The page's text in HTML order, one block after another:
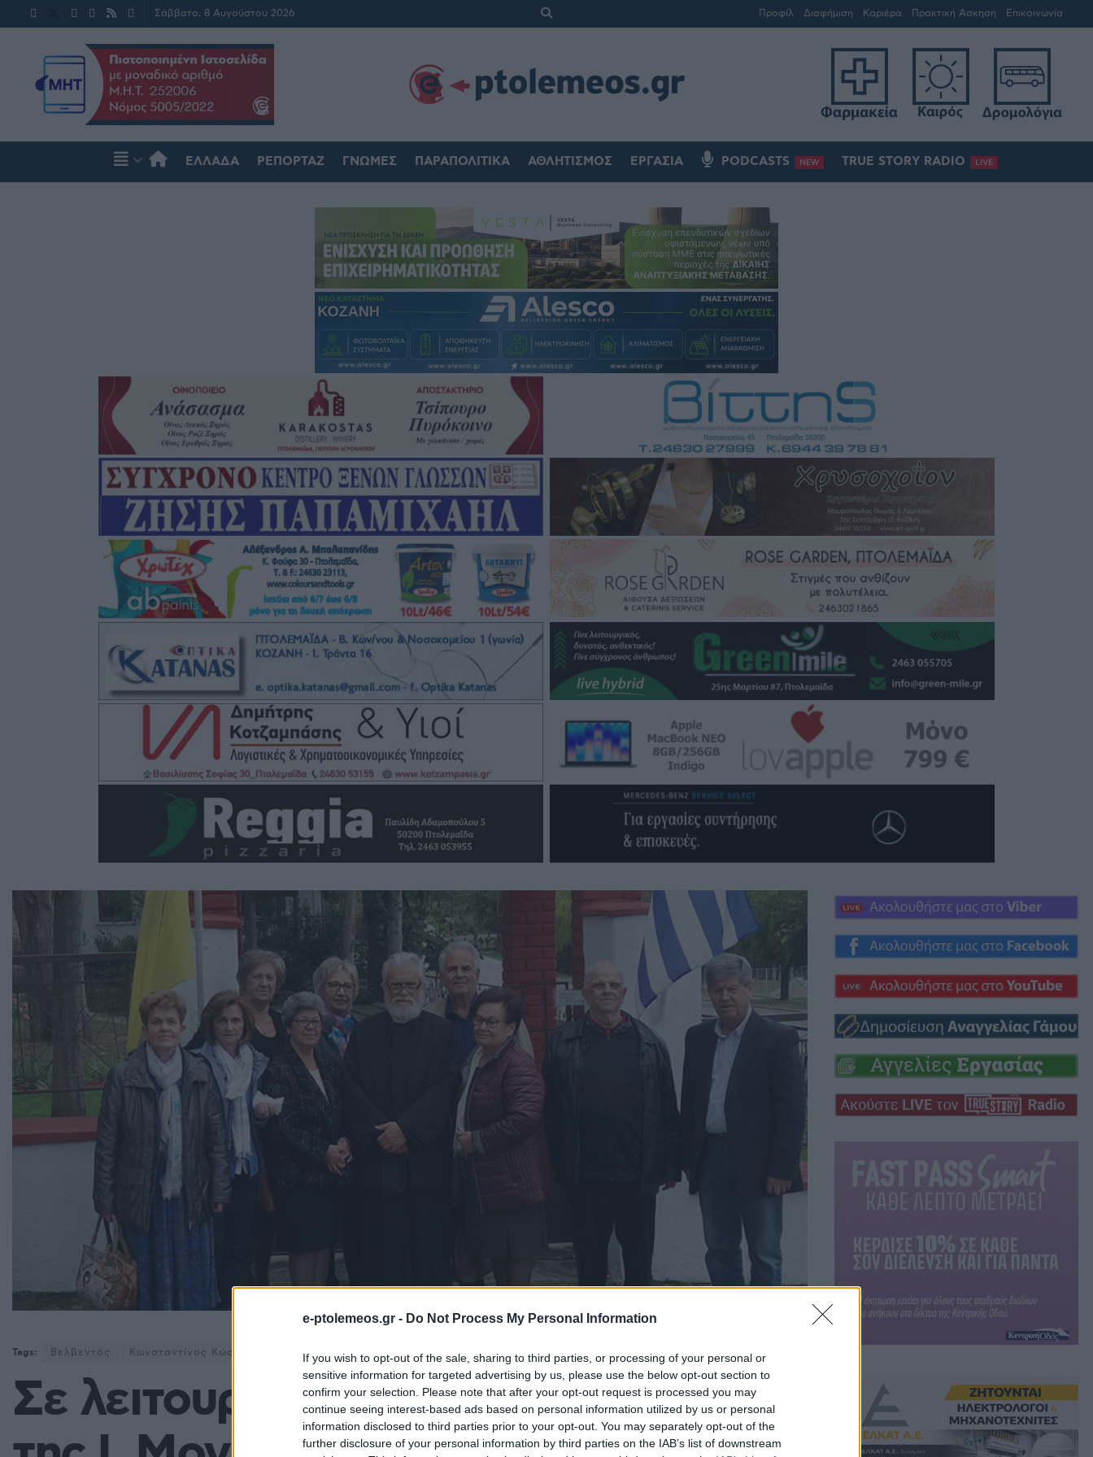
e-ptolemeos.gr - Do Not Process My Personal Information
If you wish to opt-out of the sale, sharing to third parties, or processing of your personal or
sensitive information for targeted advertising by us, please use the below opt-out section to
confirm your selection. Please note that after your opt-out request is processed you may
continue seeing interest-based ads based on personal information utilized by us or personal
information disclosed to third parties prior to your opt-out. You may separately opt-out of the
further disclosure of your personal information by third parties on the IAB’s list of downstream
Σάββατο, 8 Αυγούστου 2026 Προφίλ Διαφήμιση Καριέρα Πρακτική Άσκηση Επικοινωνία
ΕΛΛΆΔΑ ΡΕΠΟΡΤΆΖ ΓΝΏΜΕΣ ΠΑΡΑΠΟΛΙΤΙΚΆ ΑΘΛΗΤΙΣΜΌΣ ΕΡΓΑΣΊΑ PODCASTS NEW TRUE STORY RADIO LIVE
Tags: Βελβεντός Κωνσταντίνος Κώστας παπαδάσκαλος
Σε λειτουργική σύναξη, στο Μετόχι